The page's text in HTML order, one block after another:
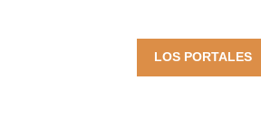
LOS PORTALES